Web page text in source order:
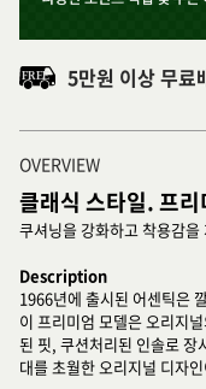
5만원 이상 무료
OVERVIEW
클래식 스타일. 프
쿠셔닝을 강화하고 착용감
Description
1966년에 출시된 어센틱은
이 프리미엄 모델은 오리지
된 핏, 쿠션처리된 인솔로 장
대를 초월한 오리지널 디자